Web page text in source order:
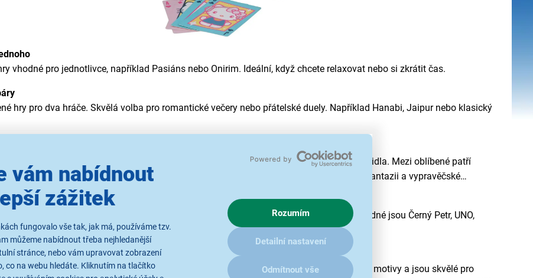
vám nabídnout
zážitek
fungovalo vše tak, jak má, používáme tzv.
můžeme nabídnout třeba nejhledanější
stránce, nebo vám upravovat zobrazení
co na webu hledáte. Kliknutím na tlačítko
Rozumím
Detailní nastavení
Odmítnout vše
vhodné pro jednotlivce, například Pasiáns nebo Onirim. Ideální, když chcete relaxovat nebo si zkrátit čas.
hry pro dva hráče. Skvělá volba pro romantické večery nebo přátelské duely. Například Hanabi, Jaipur nebo klasický
a kreativní hry, které baví děti i dospělé. Obsahují barevné ilustrace a jednoduchá pravidla. Mezi oblíbené patří
hra vhodná i pro nejmenší, Ligretto, rychlá a dynamická hra, nebo Dixit, která rozvíjí fantazii a vypravěčské
pravidly, edukativními prvky a atraktivní grafikou, které podporují učení a fantazii. Vhodné jsou Černý Petr, UNO,
nebo zábavná hra Dobble, která rozvíjí postřeh a rychlé reakce.
kartami
hry jako Mariáš, Prší, Srdce, Autobus, Kent nebo Sedma. Obsahují 32 karet s tradičními motivy a jsou skvělé pro